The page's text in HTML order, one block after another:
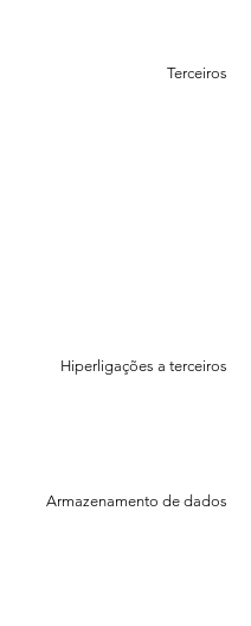
Terceiros
Hiperligações a terceiros
Armazenamento de dados